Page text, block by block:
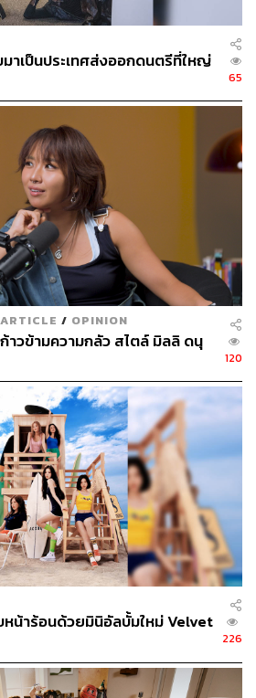
าเป็นประเทศส่งออกดนตรีที่ใหญ่
65
/ OPINION
ก้าวข้ามความกลัว สไตล์ มิลลิ ดนุ
120
น้าร้อนด้วยมินิอัลบั้มใหม่ Velvet
226